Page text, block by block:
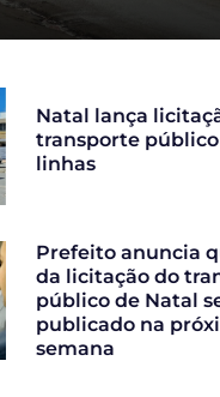
Natal lança
transporte público
linhas
Prefeito anuncia
da licitação do
público de Natal
publicado na
semana